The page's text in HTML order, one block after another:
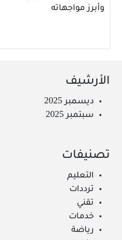
وأبرز مواجهاته
الأرشيف
ديسمبر 2025
سبتمبر 2025
تصنيفات
التعليم
ترددات
تقني
خدمات
رياضة